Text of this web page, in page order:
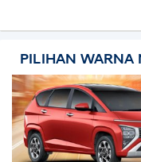
PILIHAN WARNA